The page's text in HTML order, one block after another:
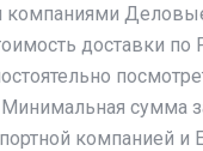
компаниями
доставки по
сумма
компанией и